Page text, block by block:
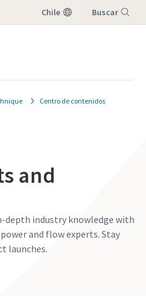
Chile Buscar
Centro de contenidos
and
depth industry knowledge with
and flow experts. Stay
launches.